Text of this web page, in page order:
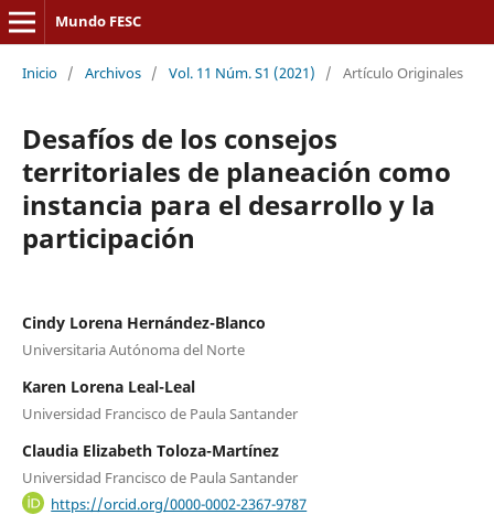
Mundo FESC
Inicio / Archivos / Vol. 11 Núm. S1 (2021) / Artículo Originales
Desafíos de los consejos
territoriales de planeación como
instancia para el desarrollo y la
participación
Cindy Lorena Hernández-Blanco
Universitaria Autónoma del Norte
Karen Lorena Leal-Leal
Universidad Francisco de Paula Santander
Claudia Elizabeth Toloza-Martínez
Universidad Francisco de Paula Santander
https://orcid.org/0000-0002-2367-9787